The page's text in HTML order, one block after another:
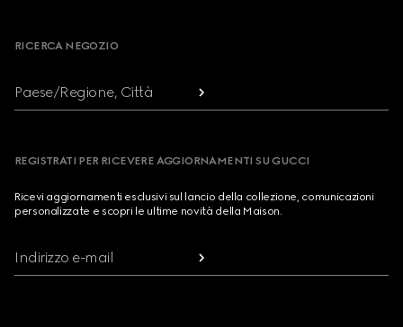
RICERCA NEGOZIO
Paese/Regione, Città
REGISTRATI PER RICEVERE AGGIORNAMENTI SU GUCCI
Ricevi aggiornamenti esclusivi sul lancio della collezione, comunicazioni
personalizzate e scopri le ultime novità della Maison.
Indirizzo e-mail